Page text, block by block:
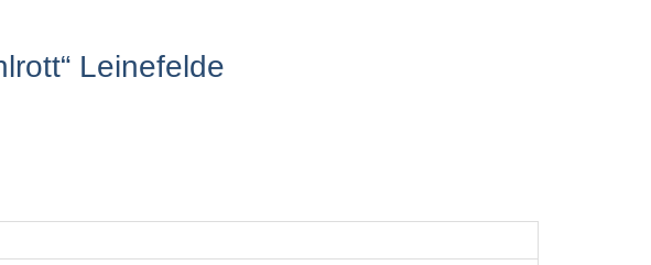
Leinefelde